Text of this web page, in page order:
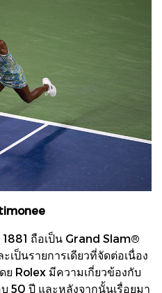
ถือเป็น Grand Slam®
เป็นรายการเดียวที่จัดต่อเนื่อง
Rolex มีความเกี่ยวข้องกับ
50 ปี และหลังจากนั้นเรื่อยมา